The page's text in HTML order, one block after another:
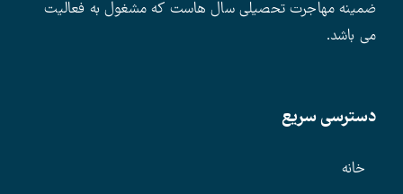
ضمینه مهاجرت تحصیلی سال هاست که مشغول به فعالیت
می باشد.
دسترسی سریع
خانه